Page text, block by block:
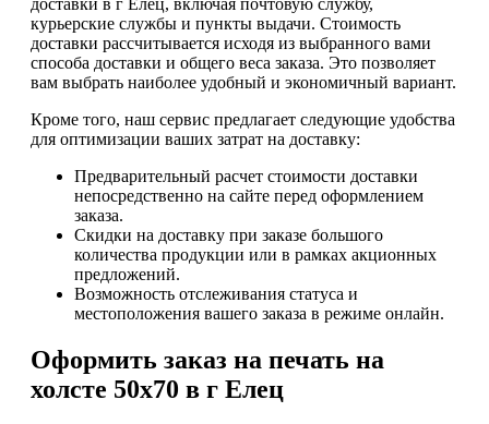
доставки в г Елец, включая почтовую службу,
курьерские службы и пункты выдачи. Стоимость
доставки рассчитывается исходя из выбранного вами
способа доставки и общего веса заказа. Это позволяет
вам выбрать наиболее удобный и экономичный вариант.
Кроме того, наш сервис предлагает следующие удобства
для оптимизации ваших затрат на доставку:
Предварительный расчет стоимости доставки
непосредственно на сайте перед оформлением
заказа.
Скидки на доставку при заказе большого
количества продукции или в рамках акционных
предложений.
Возможность отслеживания статуса и
местоположения вашего заказа в режиме онлайн.
Оформить заказ на печать на
холсте 50х70 в г Елец